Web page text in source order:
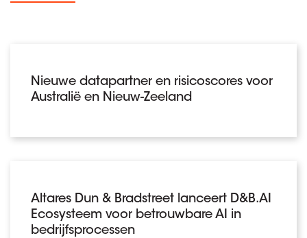
Nieuwe datapartner en risicoscores voor
Australië en Nieuw-Zeeland
Altares Dun & Bradstreet lanceert D&B.AI
Ecosysteem voor betrouwbare AI in
bedrijfsprocessen